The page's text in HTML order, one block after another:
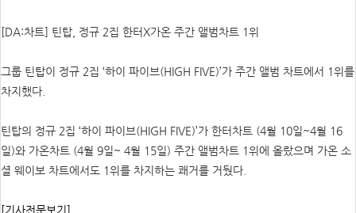
[DA:차트] 틴탑, 정규 2집 한터X가온 주간 앨범차트 1위
그룹 틴탑이 정규 2집 ‘하이 파이브(HIGH FIVE)’가 주간 앨범 차트에서 1위를
차지했다.
틴탑의 정규 2집 ‘하이 파이브(HIGH FIVE)’가 한터차트 (4월 10일~4월 16
일)와 가온차트 (4월 9일~ 4월 15일) 주간 앨범차트 1위에 올랐으며 가온 소
셜 웨이보 차트에서도 1위를 차지하는 쾌거를 거뒀다.
[기사전문보기]